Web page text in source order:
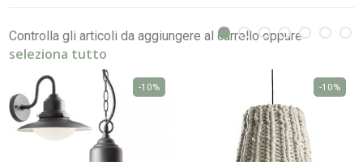
Controlla gli articoli da aggiungere al carrello oppure
seleziona tutto
-10% -10%